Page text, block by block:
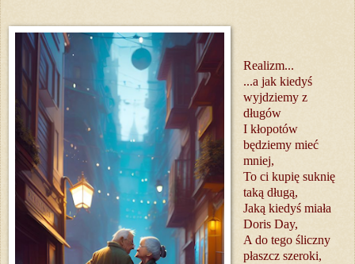
Realizm...
...a jak kiedyś
wyjdziemy z
długów
I kłopotów
będziemy mieć
mniej,
To ci kupię suknię
taką długą,
Jaką kiedyś miała
Doris Day,
A do tego śliczny
płaszcz szeroki,